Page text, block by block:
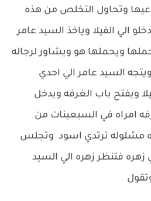
وتحاول التخلص من هذه
الي الفيلا وياخذ السيد عامر
ويحملها هو ويشاور لرجاله
السيد عامر الي احدي
ويفتح باب الغرفه ويدخل
امراه في السبعينات من
مشلوله ترتدي اسود وتجلس
فتنظر زهره الي السيد